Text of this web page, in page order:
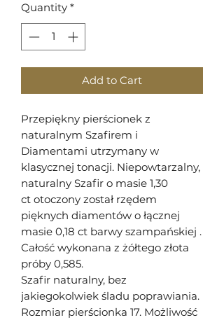
Quantity *
Add to Cart
Przepiękny pierścionek z
naturalnym Szafirem i
Diamentami utrzymany w
klasycznej tonacji. Niepowtarzalny,
naturalny Szafir o masie 1,30
ct otoczony został rzędem
pięknych diamentów o łącznej
masie 0,18 ct barwy szampańskiej .
Całość wykonana z żółtego złota
próby 0,585.
Szafir naturalny, bez
jakiegokolwiek śladu poprawiania.
Rozmiar pierścionka 17. Możliwość